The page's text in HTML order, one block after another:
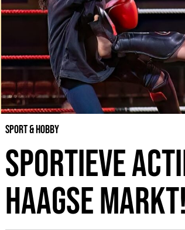
Sport & Hobby
Sportieve
Haagse Markt!